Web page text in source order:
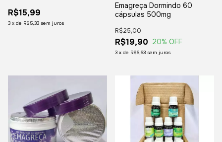
R$15,99
3 x de R$5,33 sem juros
Emagreça Dormindo 60
cápsulas 500mg
R$19,90
R$25,00
20% OFF
3 x de R$6,63 sem juros